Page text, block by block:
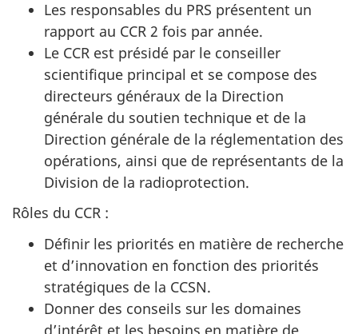
Les responsables du PRS présentent un
rapport au CCR 2 fois par année.
Le CCR est présidé par le conseiller
scientifique principal et se compose des
directeurs généraux de la Direction
générale du soutien technique et de la
Direction générale de la réglementation des
opérations, ainsi que de représentants de la
Division de la radioprotection.
Rôles du CCR :
Définir les priorités en matière de recherche
et d’innovation en fonction des priorités
stratégiques de la CCSN.
Donner des conseils sur les domaines
d’intérêt et les besoins en matière de